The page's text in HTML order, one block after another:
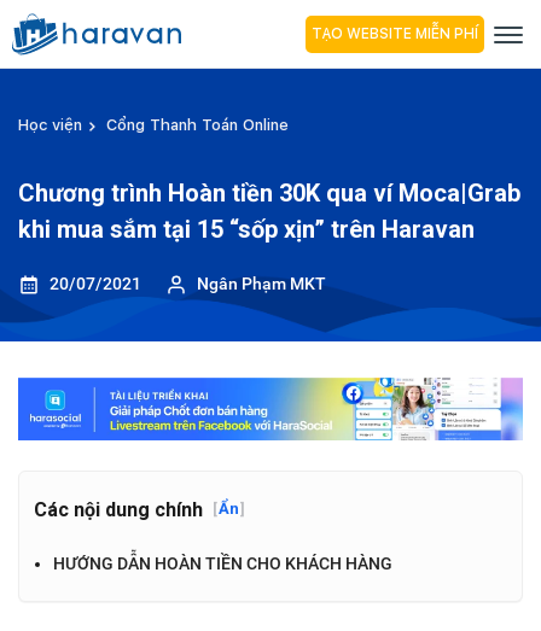
TẠO WEBSITE MIỄN PHÍ
Học viện Cổng Thanh Toán Online
Chương trình Hoàn tiền 30K qua ví Moca|Grab
khi mua sắm tại 15 “sốp xịn” trên Haravan
20/07/2021 Ngân Phạm MKT
Các nội dung chính [Ẩn]
HƯỚNG DẪN HOÀN TIỀN CHO KHÁCH HÀNG